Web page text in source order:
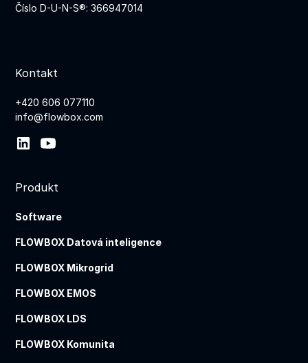
Číslo D-U-N-S®: 366947014
Kontakt
+420 606 077110
info@flowbox.com
Produkt
Software
FLOWBOX Datová inteligence
FLOWBOX Mikrogrid
FLOWBOX EMOS
FLOWBOX LDS
FLOWBOX Komunita